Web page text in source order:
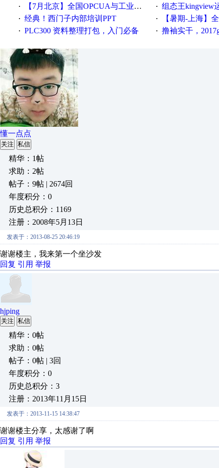
· 【7月北京】全国OPCUA与工业互联技术培训班通知！ · 组态王kingview
· 经典！西门子内部培训PPT · 【暑期-上海】全国工业
· PLC300 资料整理打包，入门必备 · 撸袖实干，2017gongkong®第
懂一点点
关注 私信
精华：1帖
求助：2帖
帖子：9帖 | 2674回
年度积分：0
历史总积分：1169
注册：2008年5月13日
发表于：2013-08-25 20:46:19
谢谢楼主，我来第一个坐沙发
回复 引用 举报
hjping
关注 私信
精华：0帖
求助：0帖
帖子：0帖 | 3回
年度积分：0
历史总积分：3
注册：2013年11月15日
发表于：2013-11-15 14:38:47
谢谢楼主分享，太感谢了啊
回复 引用 举报